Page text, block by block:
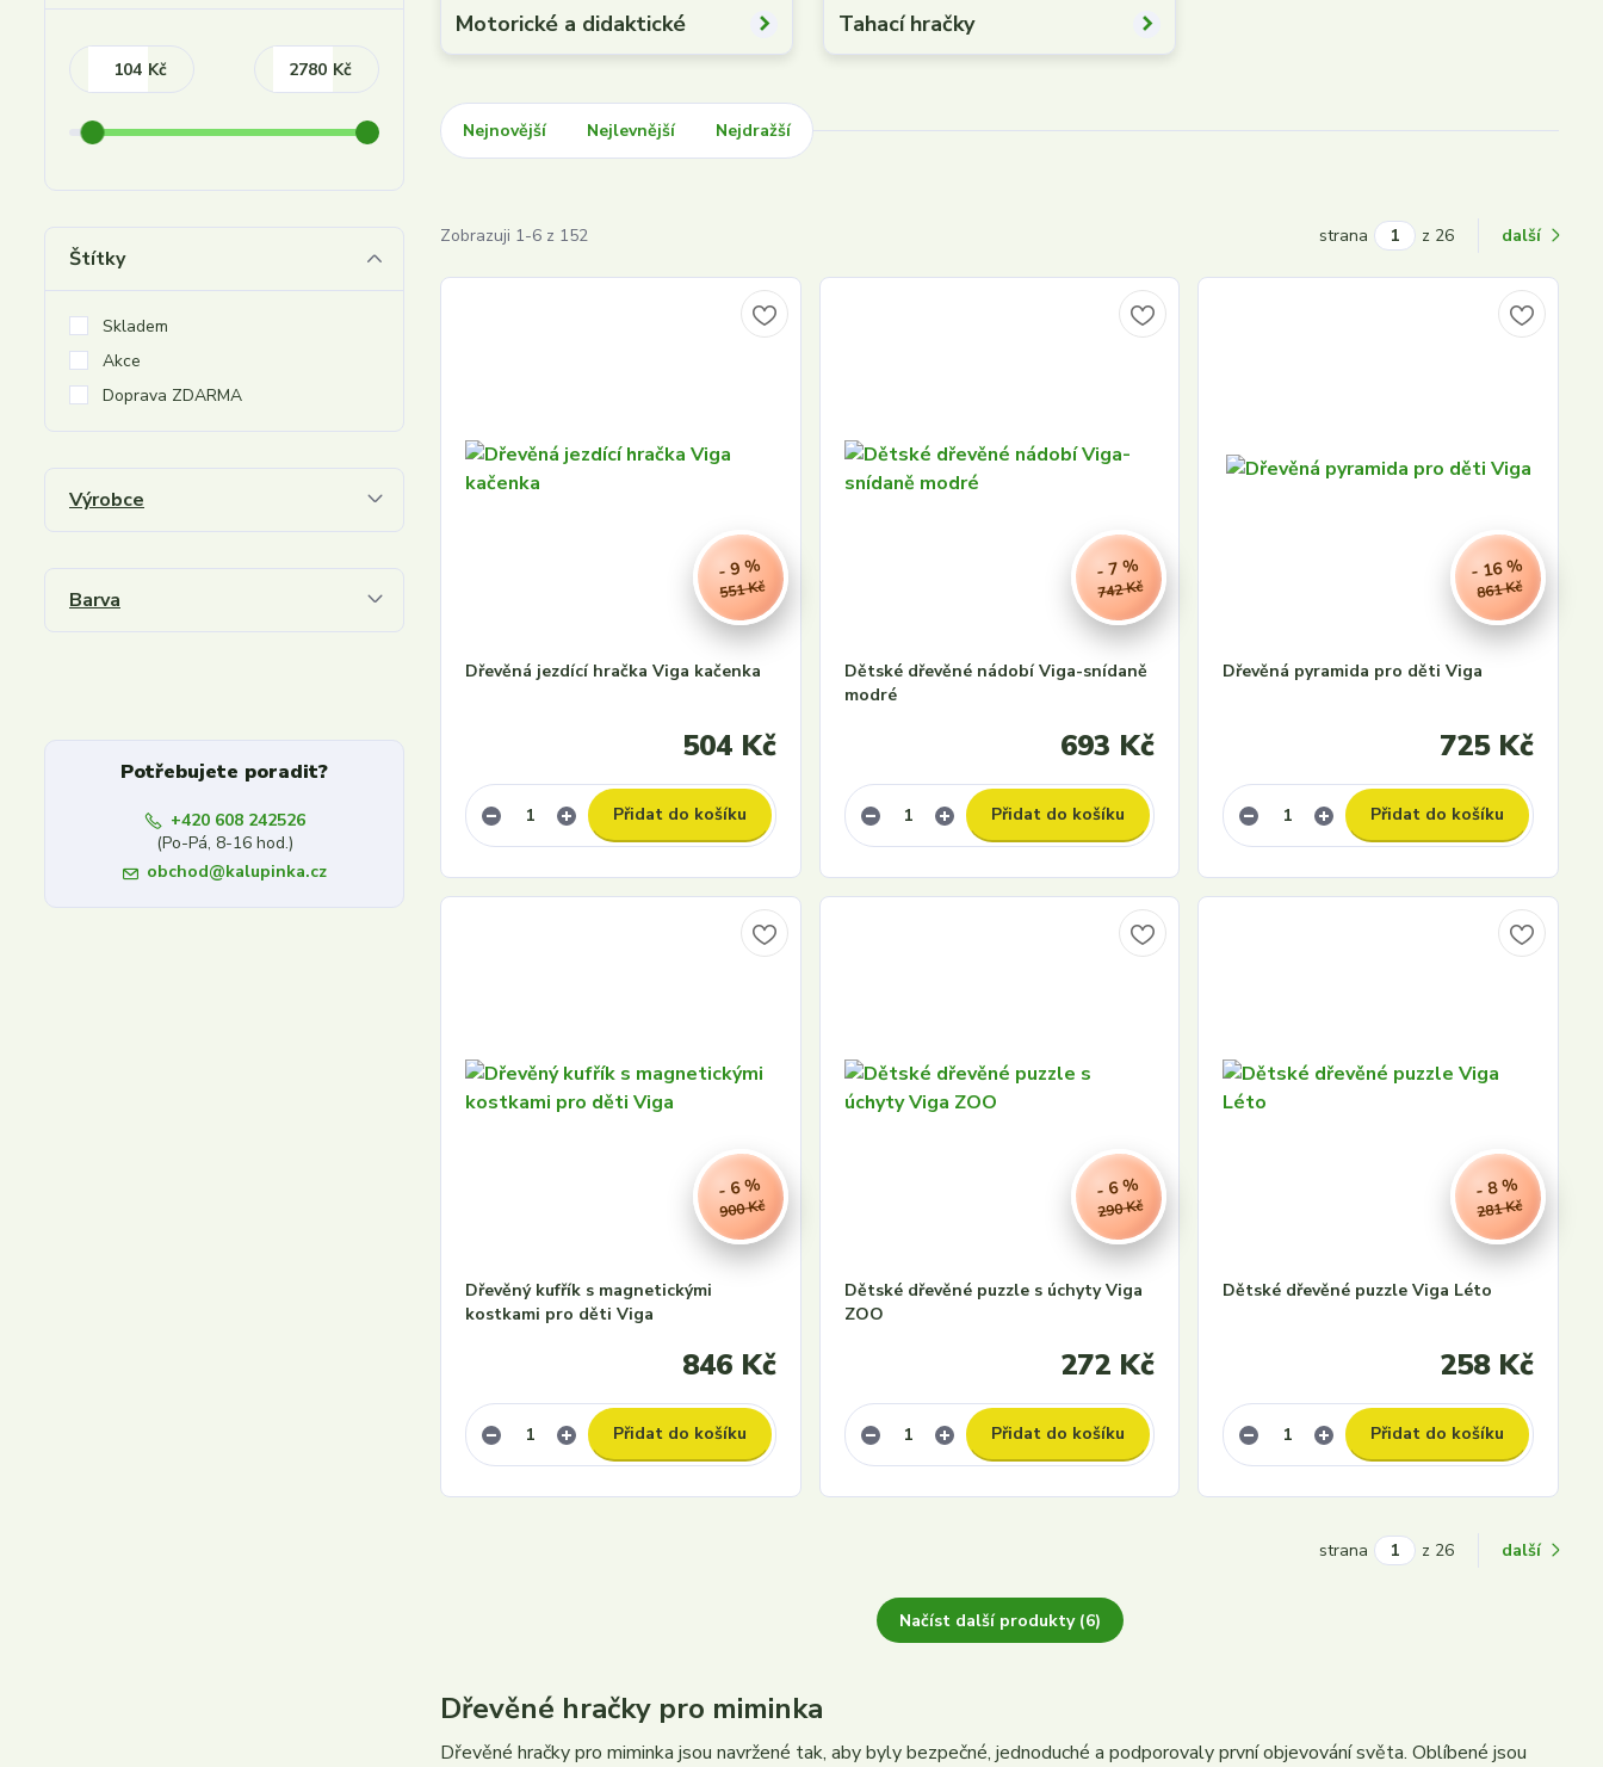
Motorické a didaktické Tahací hračky
Nejnovější Nejlevnější Nejdražší
Zobrazuji 1-6 z 152 strana z 26 další
551 Kč
- 9 %
Dřevěná jezdící hračka Viga kačenka
504 Kč
Přidat do košíku
742 Kč
- 7 %
Dětské dřevěné nádobí Viga-snídaně
modré
693 Kč
Přidat do košíku
861 Kč
- 16 %
Dřevěná pyramida pro děti Viga
725 Kč
Přidat do košíku
900 Kč
- 6 %
Dřevěný kufřík s magnetickými
kostkami pro děti Viga
846 Kč
Přidat do košíku
290 Kč
- 6 %
Dětské dřevěné puzzle s úchyty Viga
ZOO
272 Kč
Přidat do košíku
281 Kč
- 8 %
Dětské dřevěné puzzle Viga Léto
258 Kč
Přidat do košíku
Načíst další produkty (6)
strana z 26 další
Dřevěné hračky pro miminka
Dřevěné hračky pro miminka jsou navržené tak, aby byly bezpečné, jednoduché a podporovaly první objevování světa. Oblíbené jsou
Kč Kč
Štítky
Skladem
Akce
Doprava ZDARMA
Výrobce
Barva
Potřebujete poradit?
+420 608 242526
(Po-Pá, 8-16 hod.)
obchod@kalupinka.cz